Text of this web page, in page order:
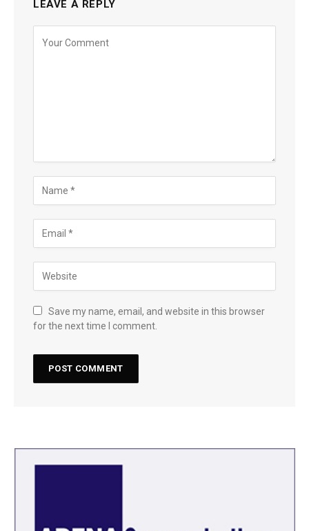
LEAVE A REPLY
Save my name, email, and website in this browser
for the next time I comment.